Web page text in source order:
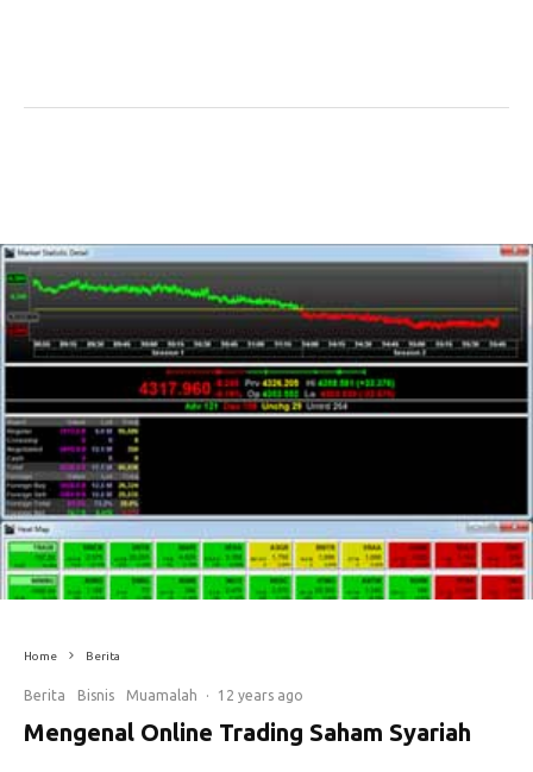
Home Berita
Berita Bisnis Muamalah · 12 years ago
Mengenal Online Trading Saham Syariah